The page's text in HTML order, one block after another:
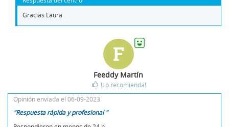
Gracias Laura
F
Feeddy Martín
!Lo recomienda!
Opinión enviada el 06-09-2023
"Respuesta rápida y profesional "